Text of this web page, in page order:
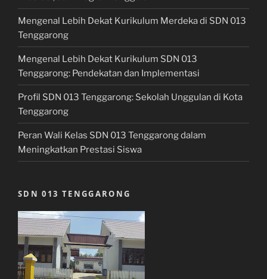
Mengenal Lebih Dekat Kurikulum Merdeka di SDN 013
Tenggarong
Mengenal Lebih Dekat Kurikulum SDN 013
Tenggarong: Pendekatan dan Implementasi
Profil SDN 013 Tenggarong: Sekolah Unggulan di Kota
Tenggarong
Peran Wali Kelas SDN 013 Tenggarong dalam
Meningkatkan Prestasi Siswa
SDN 013 TENGGARONG